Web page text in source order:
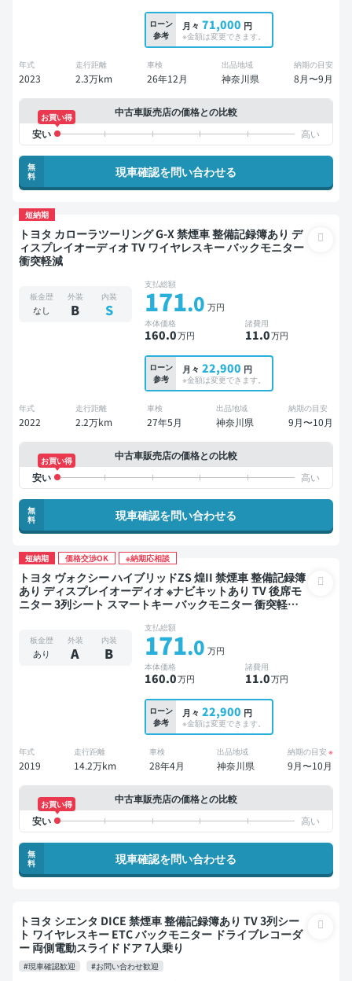
ローン
参考
月々 71,000 円
※金額は変更できます。
年式
2023
走行距離
2.3万km
車検
26年12月
出品地域
神奈川県
納期の目安
8月〜9月
中古車販売店の価格との比較
お買い得
無
料
現車確認を問い合わせる
短納期
トヨタ カローラツーリング G-X 禁煙車 整備記録簿あり デ
ィスプレイオーディオ TV ワイヤレスキー バックモニター
衝突軽減
板金歴
なし
外装
B
内装
S
支払総額
171.0 万円
本体価格
160.0万円
諸費用
11.0万円
ローン
参考
月々 22,900 円
※金額は変更できます。
年式
2022
走行距離
2.2万km
車検
27年5月
出品地域
神奈川県
納期の目安
9月〜10月
中古車販売店の価格との比較
お買い得
無
料
現車確認を問い合わせる
短納期 価格交渉OK ※納期応相談
トヨタ ヴォクシー ハイブリッドZS 煌II 禁煙車 整備記録簿
あり ディスプレイオーディオ ※ナビキットあり TV 後席モ
ニター 3列シート スマートキー バックモニター 衝突軽減
板金歴
あり
外装
A
内装
B
支払総額
171.0 万円
本体価格
160.0万円
諸費用
11.0万円
ローン
参考
月々 22,900 円
※金額は変更できます。
年式
2019
走行距離
14.2万km
車検
28年4月
出品地域
神奈川県
納期の目安 ※
9月〜10月
中古車販売店の価格との比較
お買い得
無
料
現車確認を問い合わせる
トヨタ シエンタ DICE 禁煙車 整備記録簿あり TV 3列シー
ト ワイヤレスキー ETC バックモニター ドライブレコーダ
ー 両側電動スライドドア 7人乗り
#現車確認歓迎 #お問い合わせ歓迎